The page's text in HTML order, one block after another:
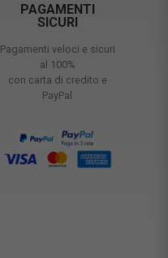
PAGAMENTI
SICURI
Pagamenti veloci e sicuri
al 100%
con carta di credito e
PayPal